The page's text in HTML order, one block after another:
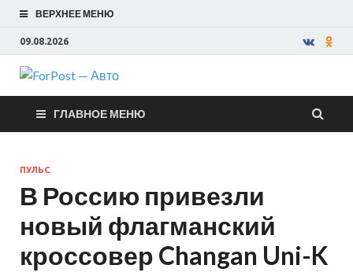
ВЕРХНЕЕ МЕНЮ
09.08.2026
ForPost —
Авто
ГЛАВНОЕ МЕНЮ
ПУЛЬС
В Россию привезли
новый флагманский
кроссовер Changan Uni-K